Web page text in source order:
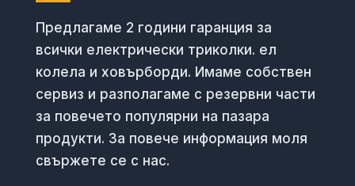
Предлагаме 2 години гаранция за
всички електрически триколки. ел
колела и ховърборди. Имаме собствен
сервиз и разполагаме с резервни части
за повечето популярни на пазара
продукти. За повече информация моля
свържете се с нас.